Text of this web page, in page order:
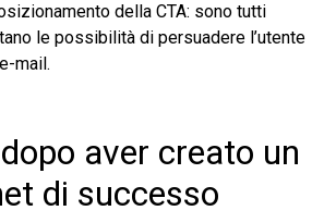
della CTA: sono tutti
le possibilità di persuadere l’utente
mail.
aver creato un
di successo